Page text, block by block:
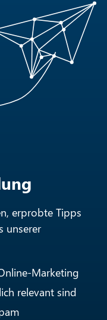
erprobte Tipps
unserer
Marketing
relevant sind